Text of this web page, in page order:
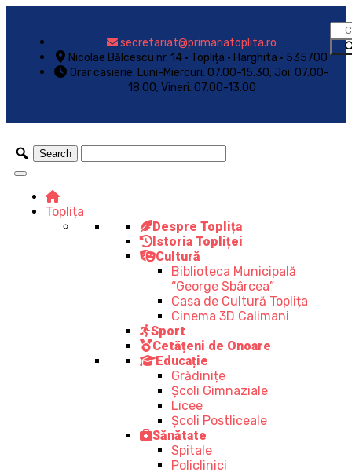
secretariat@primariatoplita.ro
Nicolae Bălcescu nr. 14 • Toplița • Harghita • 535700
Orar casierie: Luni-Miercuri: 07.00-15.30; Joi: 07.00-
18.00; Vineri: 07.00-13.00
Toplița
Despre Toplița
Istoria Topliței
Cultură
Biblioteca Municipală
“George Sbârcea”
Casa de Cultură Toplița
Cinema 3D Calimani
Sport
Cetățeni de Onoare
Educație
Grădinițe
Școli Gimnaziale
Licee
Școli Postliceale
Sănătate
Spitale
Policlinici